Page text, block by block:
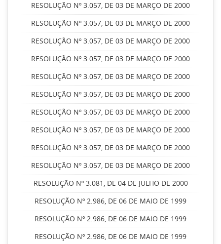
RESOLUÇÃO Nº 3.057, DE 03 DE MARÇO DE 2000
RESOLUÇÃO Nº 3.057, DE 03 DE MARÇO DE 2000
RESOLUÇÃO Nº 3.057, DE 03 DE MARÇO DE 2000
RESOLUÇÃO Nº 3.057, DE 03 DE MARÇO DE 2000
RESOLUÇÃO Nº 3.057, DE 03 DE MARÇO DE 2000
RESOLUÇÃO Nº 3.057, DE 03 DE MARÇO DE 2000
RESOLUÇÃO Nº 3.057, DE 03 DE MARÇO DE 2000
RESOLUÇÃO Nº 3.057, DE 03 DE MARÇO DE 2000
RESOLUÇÃO Nº 3.057, DE 03 DE MARÇO DE 2000
RESOLUÇÃO Nº 3.057, DE 03 DE MARÇO DE 2000
RESOLUÇÃO Nº 3.081, DE 04 DE JULHO DE 2000
RESOLUÇÃO Nº 2.986, DE 06 DE MAIO DE 1999
RESOLUÇÃO Nº 2.986, DE 06 DE MAIO DE 1999
RESOLUÇÃO Nº 2.986, DE 06 DE MAIO DE 1999